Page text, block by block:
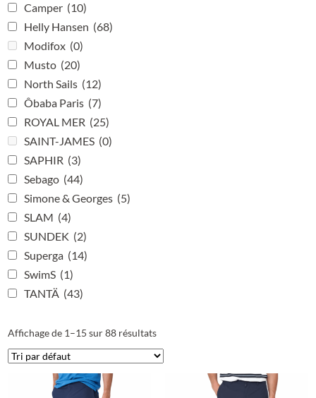
Camper (10)
Helly Hansen (68)
Modifox (0)
Musto (20)
North Sails (12)
Ôbaba Paris (7)
ROYAL MER (25)
SAINT-JAMES (0)
SAPHIR (3)
Sebago (44)
Simone & Georges (5)
SLAM (4)
SUNDEK (2)
Superga (14)
SwimS (1)
TANTÄ (43)
Affichage de 1–15 sur 88 résultats